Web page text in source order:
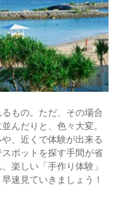
もの。ただ、その場合
んだりと、色々大変。
、近くで体験が出来る
ポットを探す手間が省
楽しい「手作り体験」
速見ていきましょう！